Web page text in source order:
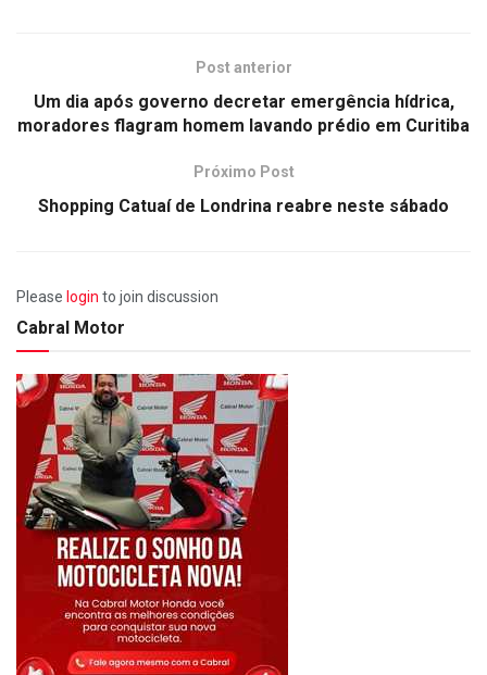
Post anterior
Um dia após governo decretar emergência hídrica,
moradores flagram homem lavando prédio em Curitiba
Próximo Post
Shopping Catuaí de Londrina reabre neste sábado
Please login to join discussion
Cabral Motor